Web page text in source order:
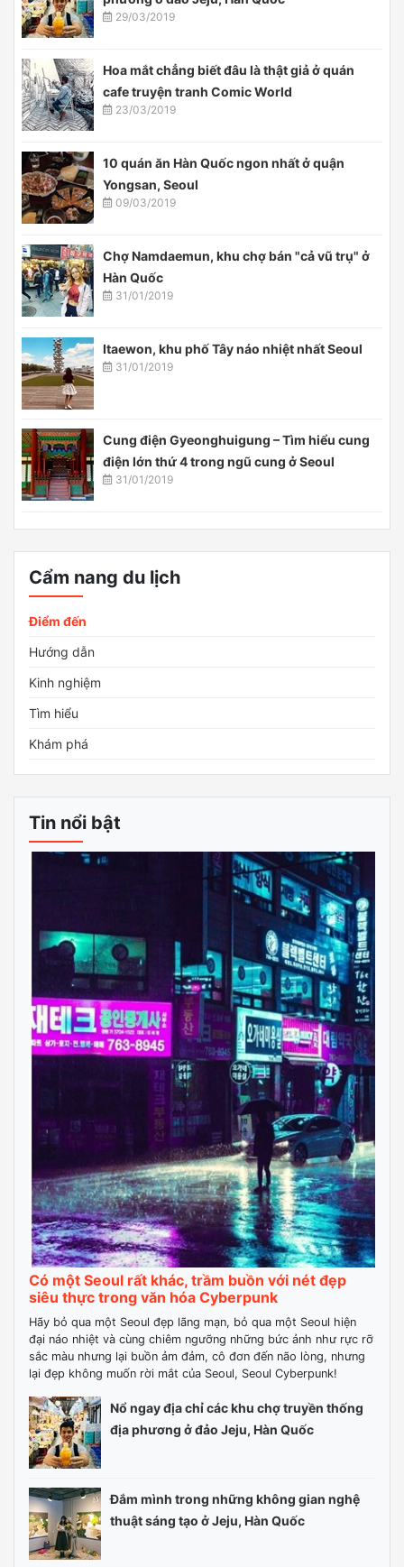
Cẩm nang du lịch
Điểm đến
Hướng dẫn
Kinh nghiệm
Tìm hiểu
Khám phá
Tin nổi bật
Có một Seoul rất khác, trầm buồn với nét đẹp
siêu thực trong văn hóa Cyberpunk
Hãy bỏ qua một Seoul đẹp lãng mạn, bỏ qua một Seoul hiện
đại náo nhiệt và cùng chiêm ngưỡng những bức ảnh như rực rỡ
sắc màu nhưng lại buồn ảm đảm, cô đơn đến não lòng, nhưng
lại đẹp không muốn rời mắt của Seoul, Seoul Cyberpunk!
Nổ ngay địa chỉ các khu chợ truyền thống
địa phương ở đảo Jeju, Hàn Quốc
Đắm mình trong những không gian nghệ
thuật sáng tạo ở Jeju, Hàn Quốc
29/03/2019
Hoa mắt chẳng biết đâu là thật giả ở quán
cafe truyện tranh Comic World
23/03/2019
10 quán ăn Hàn Quốc ngon nhất ở quận
Yongsan, Seoul
09/03/2019
Chợ Namdaemun, khu chợ bán "cả vũ trụ" ở
Hàn Quốc
31/01/2019
Itaewon, khu phố Tây náo nhiệt nhất Seoul
31/01/2019
Cung điện Gyeonghuigung – Tìm hiểu cung
điện lớn thứ 4 trong ngũ cung ở Seoul
31/01/2019